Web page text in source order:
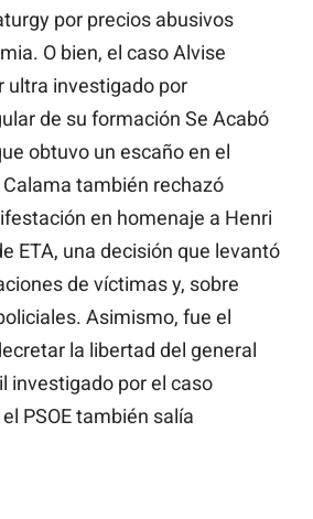
por precios abusivos
O bien, el caso Alvise
ultra investigado por
de su formación Se Acabó
obtuvo un escaño en el
también rechazó
en homenaje a Henri
ETA, una decisión que levantó
de víctimas y, sobre
Asimismo, fue el
la libertad del general
investigado por el caso
PSOE también salía